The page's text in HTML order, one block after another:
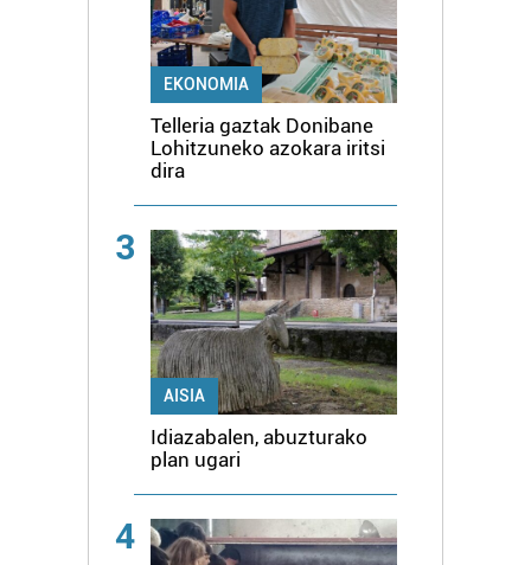
EKONOMIA
Telleria gaztak Donibane
Lohitzuneko azokara iritsi
dira
3
AISIA
Idiazabalen, abuzturako
plan ugari
4